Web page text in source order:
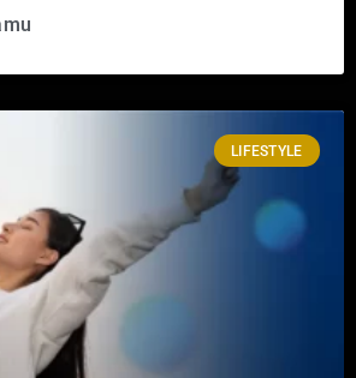
LIFESTYLE